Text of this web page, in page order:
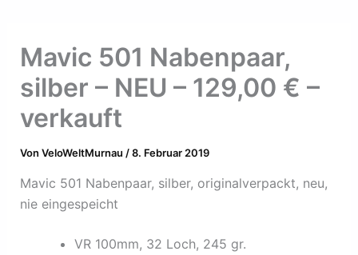
Mavic 501 Nabenpaar,
silber – NEU – 129,00 € –
verkauft
Von VeloWeltMurnau /8. Februar 2019
Mavic 501 Nabenpaar, silber, originalverpackt, neu,
nie eingespeicht
VR 100mm, 32 Loch, 245 gr.